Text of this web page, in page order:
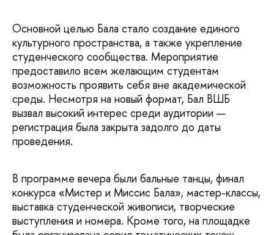
Основной целью Бала стало создание единого
культурного пространства, а также укрепление
студенческого сообщества. Мероприятие
предоставило всем желающим студентам
возможность проявить себя вне академической
среды. Несмотря на новый формат, Бал ВШБ
вызвал высокий интерес среди аудитории —
регистрация была закрыта задолго до даты
проведения.
В программе вечера были бальные танцы, финал
конкурса «Мистер и Миссис Бала», мастер-классы,
выставка студенческой живописи, творческие
выступления и номера. Кроме того, на площадке